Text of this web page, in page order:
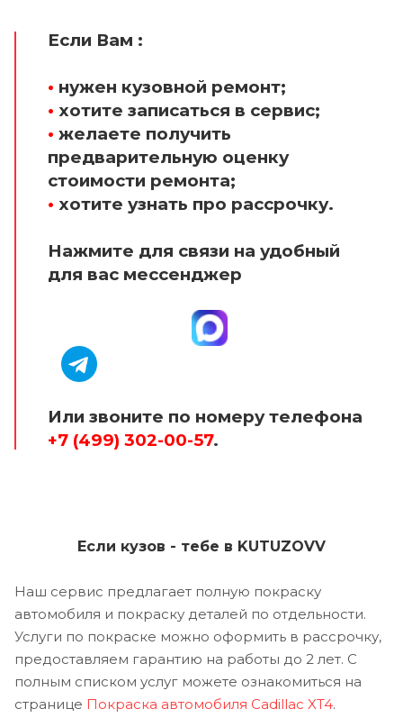
Если Вам :
• нужен кузовной ремонт;
• хотите записаться в сервис;
• желаете получить
предварительную оценку
стоимости ремонта;
• хотите узнать про рассрочку.
Нажмите для связи на удобный
для вас мессенджер
Или звоните по номеру телефона
+7 (499) 302-00-57.
Если кузов - тебе в KUTUZOVV
Наш сервис предлагает полную покраску
автомобиля и покраску деталей по отдельности.
Услуги по покраске можно оформить в рассрочку,
предоставляем гарантию на работы до 2 лет. С
полным списком услуг можете ознакомиться на
странице Покраска автомобиля Cadillac XT4.